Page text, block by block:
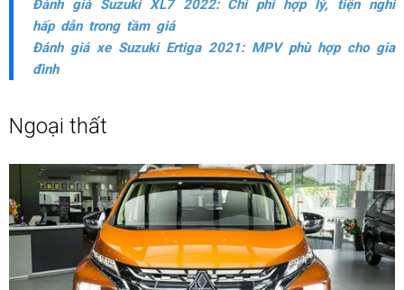
Đánh giá Suzuki XL7 2022: Chi phí hợp lý, tiện nghi
hấp dẫn trong tầm giá
Đánh giá xe Suzuki Ertiga 2021: MPV phù hợp cho gia
đình
Ngoại thất